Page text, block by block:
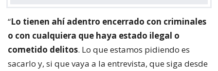
“Lo tienen ahí adentro encerrado con criminales
o con cualquiera que haya estado ilegal o
cometido delitos. Lo que estamos pidiendo es
sacarlo y, si que vaya a la entrevista, que siga desde